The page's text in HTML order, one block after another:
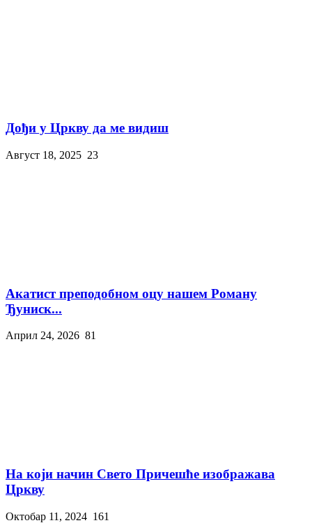
Дођи у Цркву да ме видиш
Август 18, 2025 23
Акатист преподобном оцу нашем Роману
Ђуниск...
Април 24, 2026 81
На који начин Свето Причешће изображава
Цркву
Октобар 11, 2024 161